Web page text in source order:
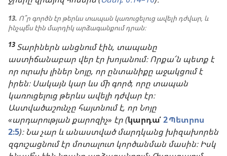
13. Ո՞ր գործն էր թերևս տապան կառուցելուց ավելի դժվար, և
ինչպե՞ս էին մարդիկ արձագանքում դրան։
13 Տարիներն անցնում էին, տապանը
աստիճանաբար վեր էր խոյանում։ Որքա՜ն պետք է
որ ուրախ լիներ Նոյը, որ ընտանիքը աջակցում է
իրեն։ Սակայն կար ևս մի գործ, որը տապան
կառուցելուց թերևս ավելի դժվար էր։
Աստվածաշունչը հայտնում է, որ Նոյը
«արդարության քարոզիչ» էր (կարդա՛2 Պետրոս
2։5)։ Նա չար և անաստված մարդկանց խիզախորեն
զգուշացնում էր մոտալուտ կործանման մասին։ Իսկ